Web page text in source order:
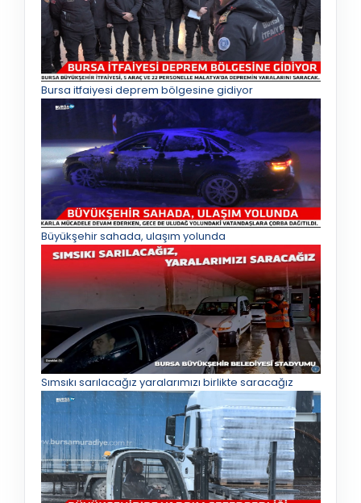
Bursa itfaiyesi deprem bölgesine gidiyor
Büyükşehir sahada, ulaşım yolunda
Sımsıkı sarılacağız yaralarımızı birlikte saracağız